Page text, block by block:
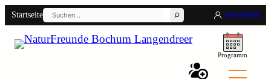
Startseite
Suchen
Anmelden
Programm